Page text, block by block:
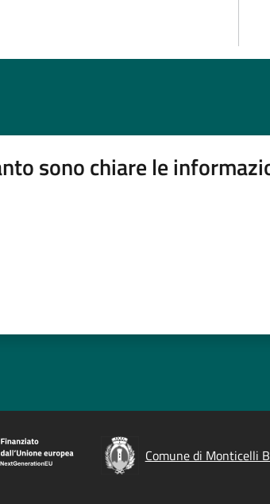
sono chiare le
Comune di Monticelli